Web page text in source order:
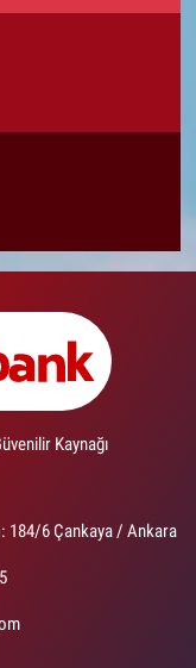
Kaynağı
184/6 Çankaya / Ankara